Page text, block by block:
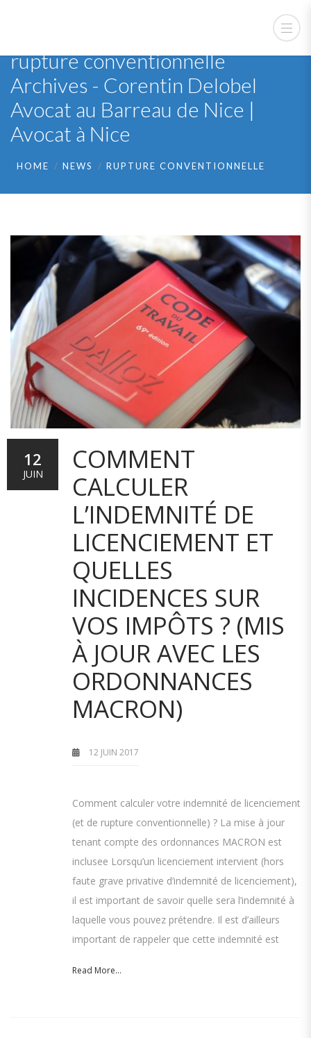
rupture conventionnelle
Archives - Corentin Delobel
Avocat au Barreau de Nice |
Avocat à Nice
HOME NEWS RUPTURE CONVENTIONNELLE
COMMENT
CALCULER
L’INDEMNITÉ DE
LICENCIEMENT ET
QUELLES
INCIDENCES SUR
VOS IMPÔTS ? (MIS
À JOUR AVEC LES
ORDONNANCES
MACRON)
12 JUIN 2017
Comment calculer votre indemnité de licenciement
(et de rupture conventionnelle) ? La mise à jour
tenant compte des ordonnances MACRON est
inclusee Lorsqu’un licenciement intervient (hors
faute grave privative d’indemnité de licenciement),
il est important de savoir quelle sera l’indemnité à
laquelle vous pouvez prétendre. Il est d’ailleurs
important de rappeler que cette indemnité est
Read More...
12
JUIN